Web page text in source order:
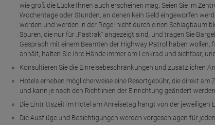
wie groß die Lücke Ihnen auch erscheinen mag. Seien Sie im
Wochentage oder Stunden, an denen kein Geld eingeworfen
werden und werden in der Regel nicht durch einen Schlagbaum
Spuren, die nur für „Fastrak“ angezeigt sind, und tragen Sie
Gespräch mit einem Beamten der Highway Patrol haben
anhält, halten Sie Ihre Hände immer am Lenkrad und sichtbar,
Konsultieren Sie die Einreisebeschränkungen und zusätzlichen
Hotels erheben möglicherweise eine Resortgebühr, die direkt
und kann je nach den Richtlinien der Einrichtung geändert werden.
Die Eintrittszeit im Hotel am Anreisetag hängt von der jeweiligen
Die Ausflüge und Besichtigungen werden vorgeschlagen für